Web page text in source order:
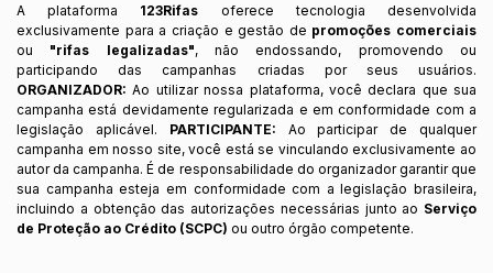
A plataforma 123Rifas oferece tecnologia desenvolvida
exclusivamente para a criação e gestão de promoções comerciais
ou "rifas legalizadas", não endossando, promovendo ou
participando das campanhas criadas por seus usuários.
ORGANIZADOR: Ao utilizar nossa plataforma, você declara que sua
campanha está devidamente regularizada e em conformidade com a
legislação aplicável. PARTICIPANTE: Ao participar de qualquer
campanha em nosso site, você está se vinculando exclusivamente ao
autor da campanha. É de responsabilidade do organizador garantir que
sua campanha esteja em conformidade com a legislação brasileira,
incluindo a obtenção das autorizações necessárias junto ao Serviço
de Proteção ao Crédito (SCPC) ou outro órgão competente.